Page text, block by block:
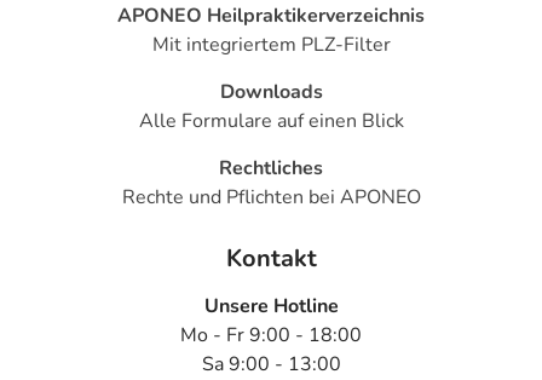
APONEO Heilpraktikerverzeichnis
Mit integriertem PLZ-Filter
Downloads
Alle Formulare auf einen Blick
Rechtliches
Rechte und Pflichten bei APONEO
Kontakt
Unsere Hotline
Mo - Fr 9:00 - 18:00
Sa 9:00 - 13:00